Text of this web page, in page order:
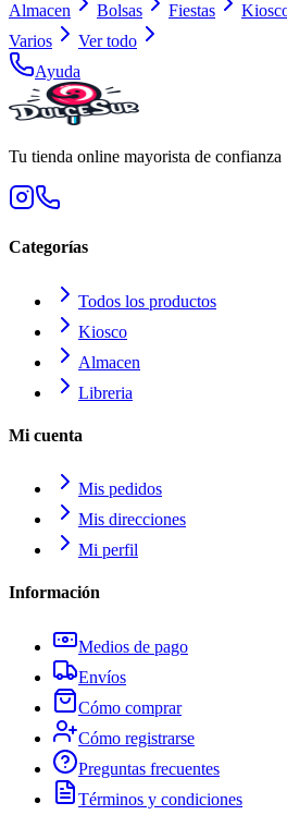
Almacen Bolsas Fiestas
Varios
Ver todo
Ayuda
Tu tienda online mayorista de confianza
Categorías
Todos los productos
Kiosco
Almacen
Libreria
Mi cuenta
Mis pedidos
Mis direcciones
Mi perfil
Información
Medios de pago
Envíos
Cómo comprar
Cómo registrarse
Preguntas frecuentes
Términos y condiciones